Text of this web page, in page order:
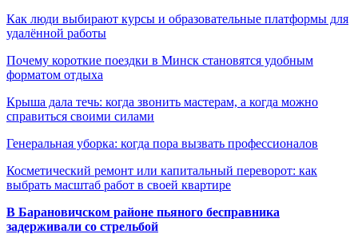
Как люди выбирают курсы и образовательные платформы для
удалённой работы
Почему короткие поездки в Минск становятся удобным
форматом отдыха
Крыша дала течь: когда звонить мастерам, а когда можно
справиться своими силами
Генеральная уборка: когда пора вызвать профессионалов
Косметический ремонт или капитальный переворот: как
выбрать масштаб работ в своей квартире
В Барановичском районе пьяного бесправника
задерживали со стрельбой